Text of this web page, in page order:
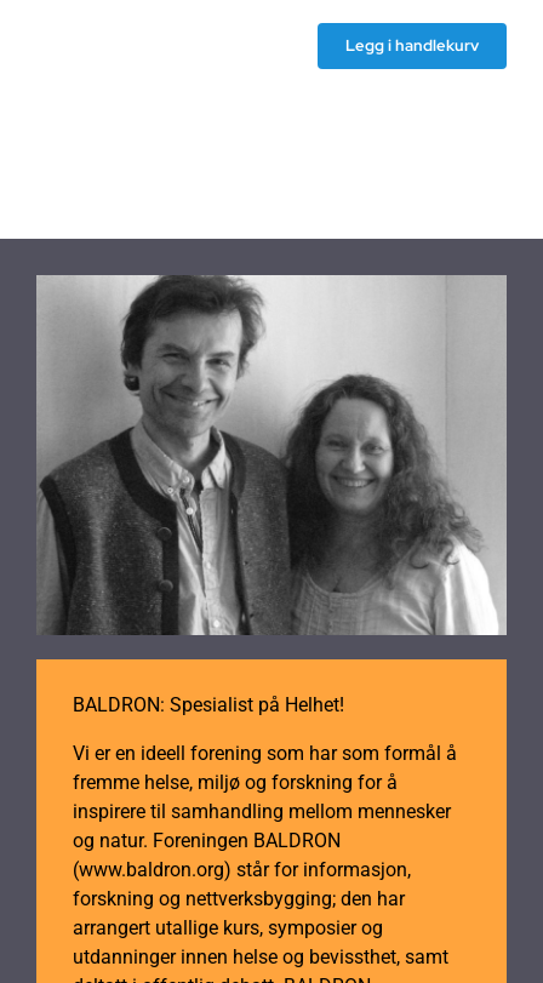
Legg i handlekurv
BALDRON: Spesialist på Helhet!
Vi er en ideell forening som har som formål å
fremme helse, miljø og forskning for å
inspirere til samhandling mellom mennesker
og natur. Foreningen BALDRON
(www.baldron.org) står for informasjon,
forskning og nettverksbygging; den har
arrangert utallige kurs, symposier og
utdanninger innen helse og bevissthet, samt